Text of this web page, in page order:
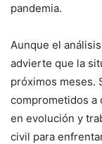
pandemia.
Aunque el
advierte que la
próximos meses.
comprometidos a
en evolución y
civil para